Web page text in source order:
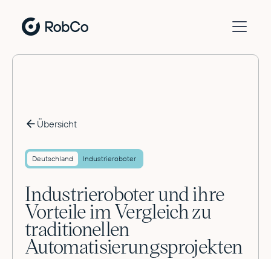
Übersicht
Deutschland Industrieroboter
Industrieroboter und ihre
Vorteile im Vergleich zu
traditionellen
Automatisierungsprojekten